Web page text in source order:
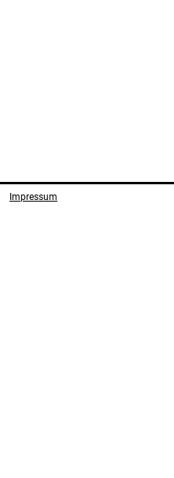
Impressum